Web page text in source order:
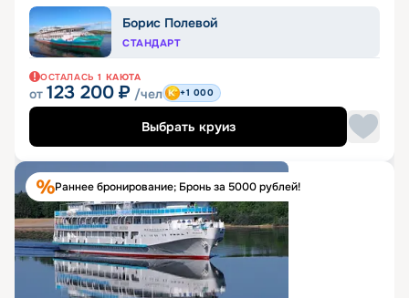
Борис Полевой
СТАНДАРТ
ОСТАЛАСЬ 1 КАЮТА
от 123 200 ₽ /чел +1 000
Выбрать круиз
Раннее бронирование; Бронь за 5000 рублей!